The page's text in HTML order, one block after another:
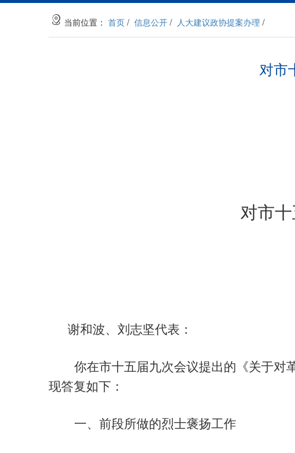
当前位置： 首页 / 信息公开 / 人大建议政协提案办理 /
对市
对市
谢和波、刘志坚代表：
你在市十五届九次会议提出的《关于对
现答复如下：
一、前段所做的烈士褒扬工作